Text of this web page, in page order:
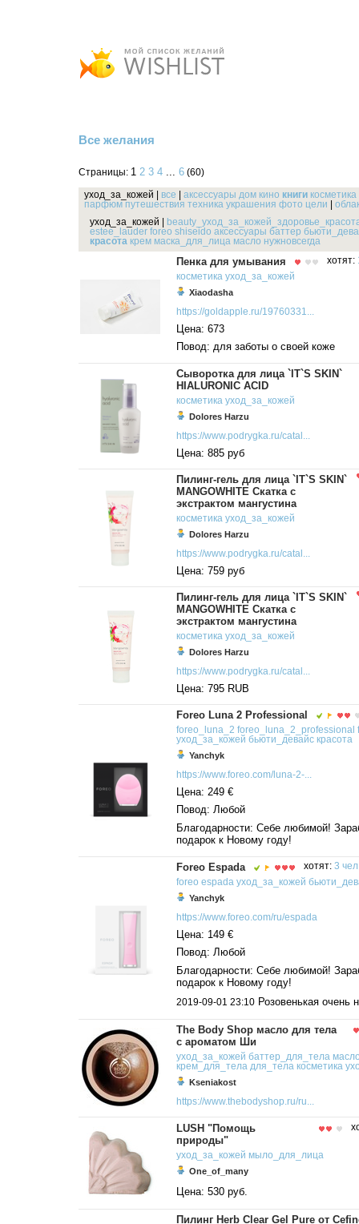
Все желания
Страницы: 1 2 3 4 ... 6 (60)
уход_за_кожей все аксессуары дом кино книги косметика
парфюм путешествия техника украшения фото цели
уход_за_кожей
estee_lauder foreo shiseido аксессуары баттер
красота крем маска_для_лица масло нужновсегда
Пенка для умывания хотят:
косметика уход_за_кожей
Xiaodasha
https://goldapple.ru/19760331...
Цена: 673
Повод: для заботы о своей коже
Сыворотка для лица `IT`S SKIN`
HIALURONIC ACID
косметика уход_за_кожей
Dolores Harzu
https://www.podrygka.ru/catal...
Цена: 885 руб
Пилинг-гель для лица `IT`S SKIN`
MANGOWHITE Скатка с
экстрактом мангустина
косметика уход_за_кожей
Dolores Harzu
https://www.podrygka.ru/catal...
Цена: 759 руб
Пилинг-гель для лица `IT`S SKIN`
MANGOWHITE Скатка с
экстрактом мангустина
косметика уход_за_кожей
Dolores Harzu
https://www.podrygka.ru/catal...
Цена: 795 RUB
Foreo Luna 2 Professional
foreo_luna_2 foreo_luna_2_professional
уход_за_кожей бьюти_девайс красота
Yanchyk
https://www.foreo.com/luna-2-...
Цена: 249 €
Повод: Любой
Благодарности: Себе любимой!
подарок к Новому году!
Foreo Espada хотят: 3
foreo espada уход_за_кожей
Yanchyk
https://www.foreo.com/ru/espada
Цена: 149 €
Повод: Любой
Благодарности: Себе любимой!
подарок к Новому году!
2019-09-01 23:10 Розовенькая очень
The Body Shop масло для тела
с ароматом Ши
уход_за_кожей баттер_для_тела
крем_для_тела для_тела косметика
Kseniakost
https://www.thebodyshop.ru/ru...
LUSH "Помощь
природы"
уход_за_кожей мыло_для_лица
One_of_many
Цена: 530 руб.
Пилинг Herb Clear Gel Pure от